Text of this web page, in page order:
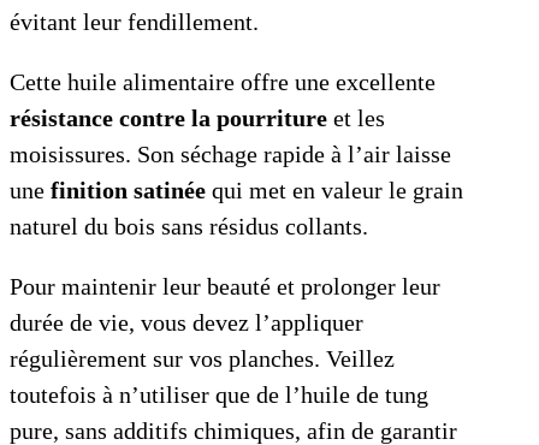
évitant leur fendillement.
Cette huile alimentaire offre une excellente
résistance contre la pourriture et les
moisissures. Son séchage rapide à l’air laisse
une finition satinée qui met en valeur le grain
naturel du bois sans résidus collants.
Pour maintenir leur beauté et prolonger leur
durée de vie, vous devez l’appliquer
régulièrement sur vos planches. Veillez
toutefois à n’utiliser que de l’huile de tung
pure, sans additifs chimiques, afin de garantir